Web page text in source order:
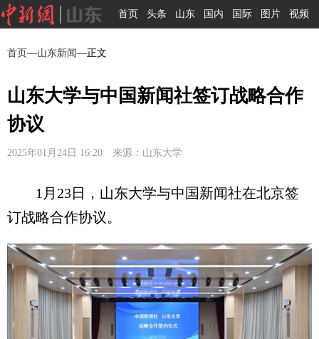
首页 头条 山东 国内 国际 图片 视频
首页—山东新闻—正文
山东大学与中国新闻社签订战略合作
协议
2025年01月24日 16:20 来源：山东大学
1月23日，山东大学与中国新闻社在北京签
订战略合作协议。